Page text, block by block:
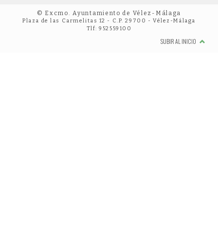
© Excmo. Ayuntamiento de Vélez-Málaga
Plaza de las Carmelitas 12 - C.P. 29700 - Vélez-Málaga
Tlf: 952559100
SUBIR AL INICIO